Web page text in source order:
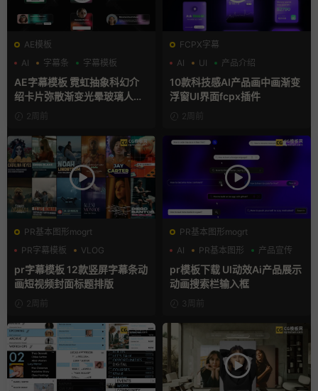
AE模板
AI
字幕条 字幕模板
AE字幕模板 霓虹抽象科幻介
绍卡片弥散渐变光晕玻璃人名
2周前
FCPX字幕
AI
UI 产品介绍
10款科技感AI产品画中画渐变
浮窗UI界面fcpx插件
2周前
PR基本图形mogrt
PR字幕模板
VLOG
人物介绍
pr字幕模板 12款竖屏字幕条动
画短视频封面标题排版
2周前
PR基本图形mogrt
AI
PR基本图形 产品宣传
pr模板下载 UI动效Ai产品展示
动画搜索栏输入框
3周前